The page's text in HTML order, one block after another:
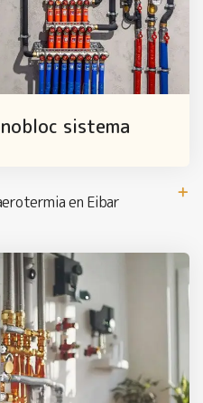
sistema
en Eibar